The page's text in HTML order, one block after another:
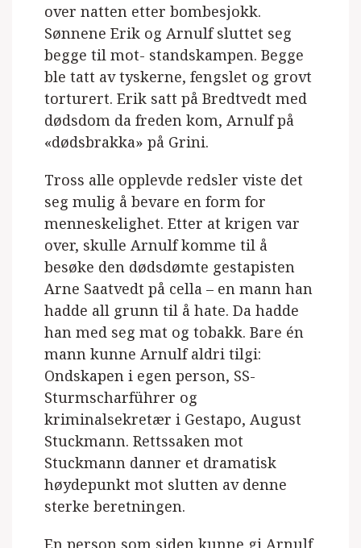
over natten etter bombesjokk.
Sønnene Erik og Arnulf sluttet seg
begge til mot- standskampen. Begge
ble tatt av tyskerne, fengslet og grovt
torturert. Erik satt på Bredtvedt med
dødsdom da freden kom, Arnulf på
«dødsbrakka» på Grini.
Tross alle opplevde redsler viste det
seg mulig å bevare en form for
menneskelighet. Etter at krigen var
over, skulle Arnulf komme til å
besøke den dødsdømte gestapisten
Arne Saatvedt på cella – en mann han
hadde all grunn til å hate. Da hadde
han med seg mat og tobakk. Bare én
mann kunne Arnulf aldri tilgi:
Ondskapen i egen person, SS-
Sturmscharführer og
kriminalsekretær i Gestapo, August
Stuckmann. Rettssaken mot
Stuckmann danner et dramatisk
høydepunkt mot slutten av denne
sterke beretningen.
En person som siden kunne gi Arnulf